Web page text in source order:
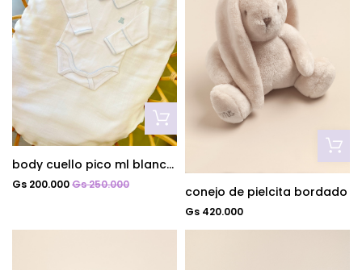
body cuello pico ml blanco/cel
Gs 200.000Gs 250.000 conejo de pielcita bordado
Gs 420.000